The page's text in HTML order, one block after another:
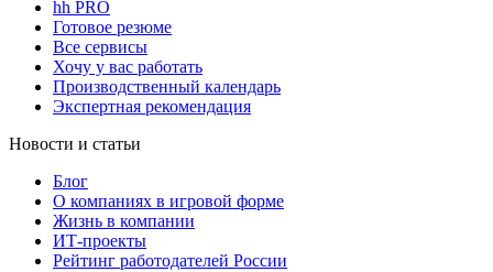
hh PRO
Готовое резюме
Все сервисы
Хочу у вас работать
Производственный календарь
Экспертная рекомендация
Новости и статьи
Блог
О компаниях в игровой форме
Жизнь в компании
ИТ-проекты
Рейтинг работодателей России